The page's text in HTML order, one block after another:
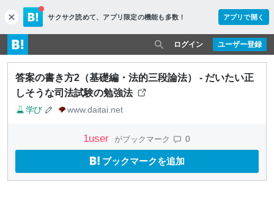
c
l
o
s
e
サクサク読めて、 アプリ限定の機能も多数！ アプリで開く
ユーザー登録
ログイン
答案の書き方2（基礎編・法的三段論法） - だいたい正
しそうな司法試験の勉強法
学び www.daitai.net
1user がブックマーク 0
ブックマークを追加